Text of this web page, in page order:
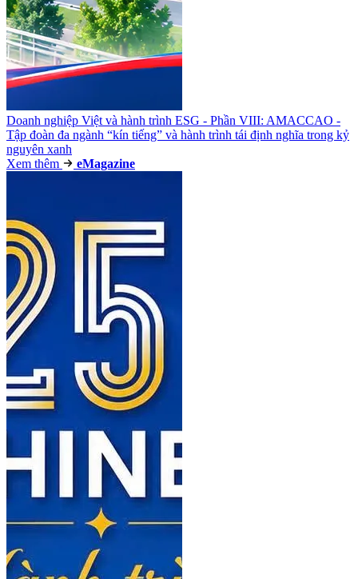
Doanh nghiệp Việt và hành trình ESG - Phần VIII: AMACCAO -
Tập đoàn đa ngành “kín tiếng” và hành trình tái định nghĩa trong kỷ
nguyên xanh
Xem thêm
eMagazine